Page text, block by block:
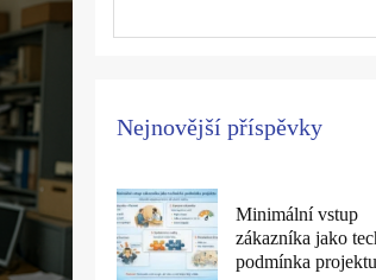
Nejnovější příspěvky
Minimální vstup
zákazníka jako
podmínka projektu